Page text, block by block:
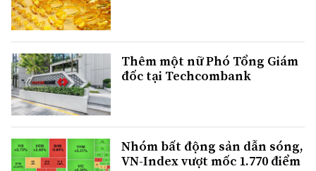
Thêm một nữ Phó Tổng Giám
đốc tại Techcombank
Nhóm bất động sản dẫn sóng,
VN-Index vượt mốc 1.770 điểm